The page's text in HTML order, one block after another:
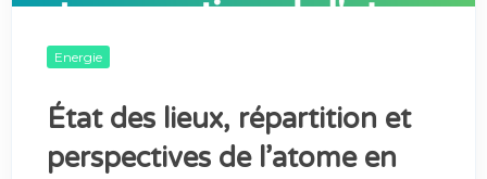
Energie
État des lieux, répartition et
perspectives de l’atome en